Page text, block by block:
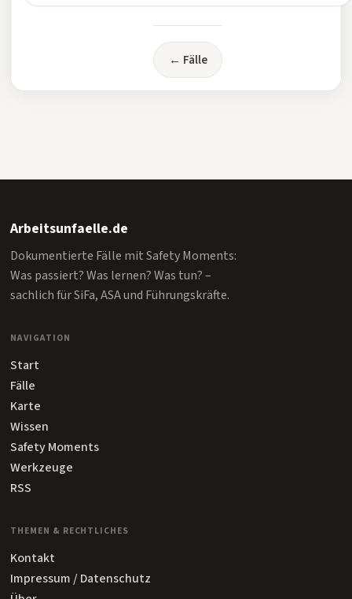
← Fälle
Arbeitsunfaelle.de
Dokumentierte Fälle mit Safety Moments:
Was passiert? Was lernen? Was tun? –
sachlich für SiFa, ASA und Führungskräfte.
NAVIGATION
Start
Fälle
Karte
Wissen
Safety Moments
Werkzeuge
RSS
THEMEN & RECHTLICHES
Kontakt
Impressum / Datenschutz